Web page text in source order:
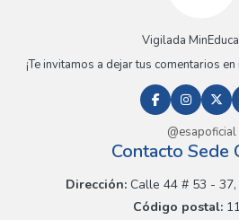
Vigilada
¡Te invitamos a dejar tus comentarios
@esapoficial
Contacto Sede
Dirección:Calle 44 # 53 - 37,
Código postal: